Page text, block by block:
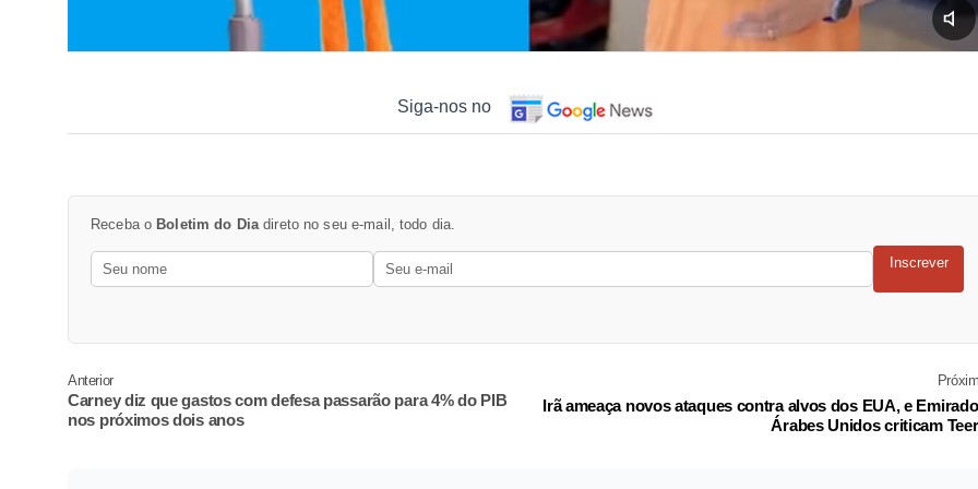
Siga-nos no
Receba o Boletim do Diadireto no seu e-mail, todo dia.
Inscrever
Anterior
Carney diz que gastos com defesa passarão para 4% do PIB
nos próximos dois anos
Irã ameaça novos ataques contra alvos dos EUA, e
Árabes Unidos criticam